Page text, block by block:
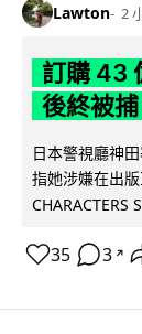
Lawton 2
訂購 43
後終被
日本警視廳神
指她涉嫌在出
CHARACTERS
35 3 ↗